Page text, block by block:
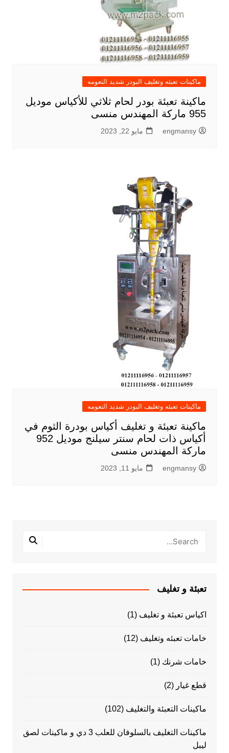
ماكينات تعبئه وتغليف البودر شديد النعومه
ماكينة تعبئة بودر لحام ثلاثي للأكياس موديل
955 ماركة المهندس منسى
engmansy مايو 22, 2023
ماكينات تعبئه وتغليف البودر شديد النعومه
ماكينة تعبئة و تغليف أكياس بودرة الثوم في
أكياس ذات لحام سنتر سيلنج موديل 952
ماركة المهندس منسى
engmansy مايو 11, 2023
تعبئة و تغليف
اكياس تعبئة و تغليف (1)
خامات تعبئه وتغليف (12)
خامات شرنك (1)
قطع غيار (2)
ماكينات التعبئة والتغليف (102)
ماكينات التغليف بالسلوفان للعلب 3 دي و ماكينات لصق
ليبل